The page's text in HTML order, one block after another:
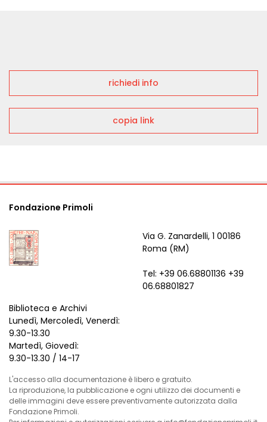
richiedi info
copia link
Fondazione Primoli
Via G. Zanardelli, 1 00186
Roma (RM)
Tel: +39 06.68801136 +39
06.68801827
Biblioteca e Archivi
Lunedì, Mercoledì, Venerdì:
9.30-13.30
Martedì, Giovedì:
9.30-13.30 / 14-17
L'accesso alla documentazione è libero e gratuito.
La riproduzione, la pubblicazione e ogni utilizzo dei documenti e
delle immagini deve essere preventivamente autorizzata dalla
Fondazione Primoli.